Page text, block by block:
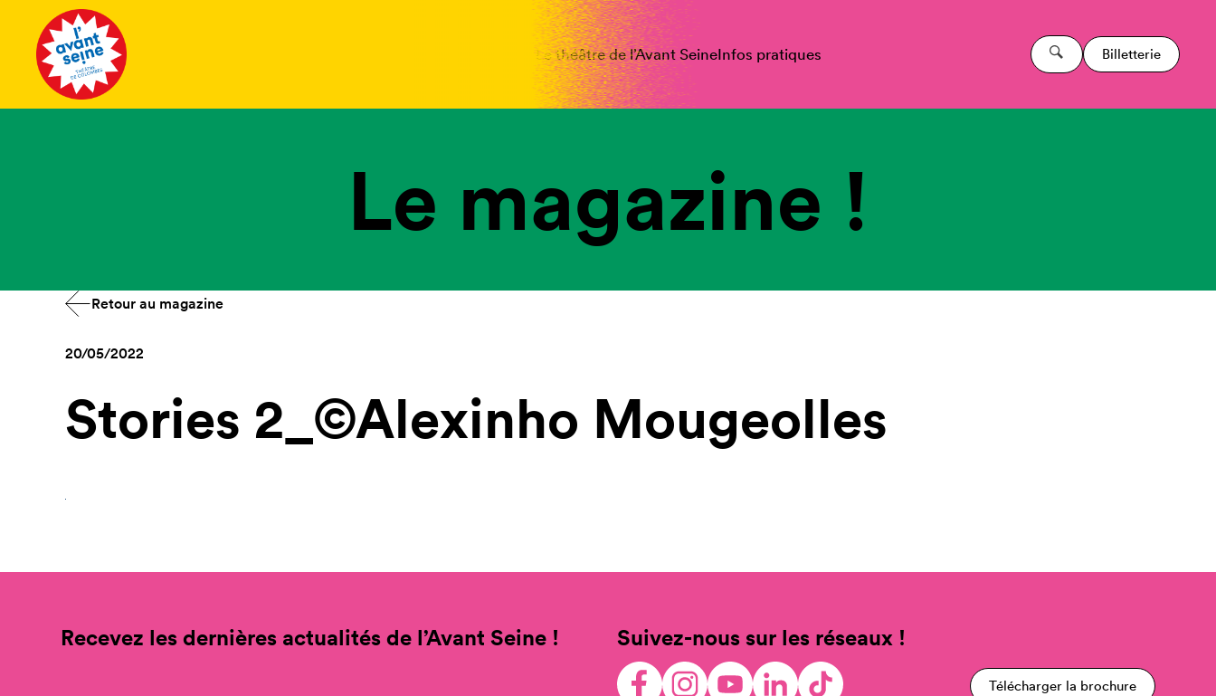
Le théâtre de l’Avant SeineInfos pratiques Billetterie
Le magazine !
Retour au magazine
20/05/2022
Stories 2_©Alexinho Mougeolles
Recevez les dernières actualités de l’Avant Seine ! Suivez-nous sur les réseaux !
Télécharger la brochure